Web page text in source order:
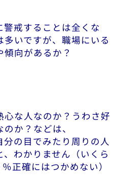
戒することは全くな
いですが、 職場にいる
向があるか？
な人なのか？うわさ好
か？などは、
の目でみたり周りの人
わかりません（いくら
正確にはつかめない）